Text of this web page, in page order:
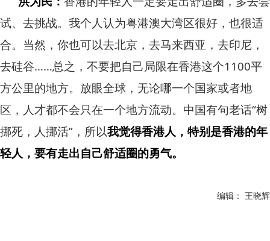
试、去挑战。我个人认为粤港澳大湾区很好，也很适
合。当然，你也可以去北京，去马来西亚，去印尼，
去硅谷……总之，不要把自己局限在香港这个1100平
方公里的地方。放眼全球，无论哪一个国家或者地
区，人才都不会只在一个地方流动。中国有句老话“树
挪死，人挪活”，所以我觉得香港人，特别是香港的年
轻人，要有走出自己舒适圈的勇气。
编辑： 王晓辉